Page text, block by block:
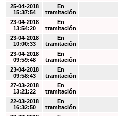
25-04-2018
15:37:54
En
tramitación
23-04-2018
13:54:20
En
tramitación
23-04-2018
10:00:33
En
tramitación
23-04-2018
09:59:48
En
tramitación
23-04-2018
09:58:43
En
tramitación
27-03-2018
13:21:22
En
tramitación
22-03-2018
16:32:50
En
tramitación